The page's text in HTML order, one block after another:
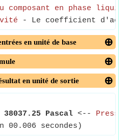
en phase liquide
- Le coefficient
en unité de base
en unité de sortie
38037.25 Pascal <--
secondes)